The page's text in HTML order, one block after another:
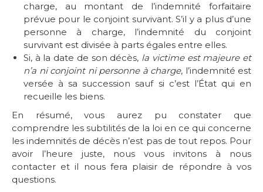
charge, au montant de l’indemnité forfaitaire
prévue pour le conjoint survivant. S’il y a plus d’une
personne à charge, l’indemnité du conjoint
survivant est divisée à parts égales entre elles.
Si, à la date de son décès, la victime est majeure et
n’a ni conjoint ni personne à charge, l’indemnité est
versée à sa succession sauf si c’est l’État qui en
recueille les biens.
En résumé, vous aurez pu constater que
comprendre les subtilités de la loi en ce qui concerne
les indemnités de décès n’est pas de tout repos. Pour
avoir l’heure juste, nous vous invitons à nous
contacter et il nous fera plaisir de répondre à vos
questions.